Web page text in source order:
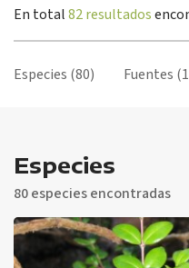
En total82 resultados
Especies (80) Fuentes
Especies
80 especies encontradas